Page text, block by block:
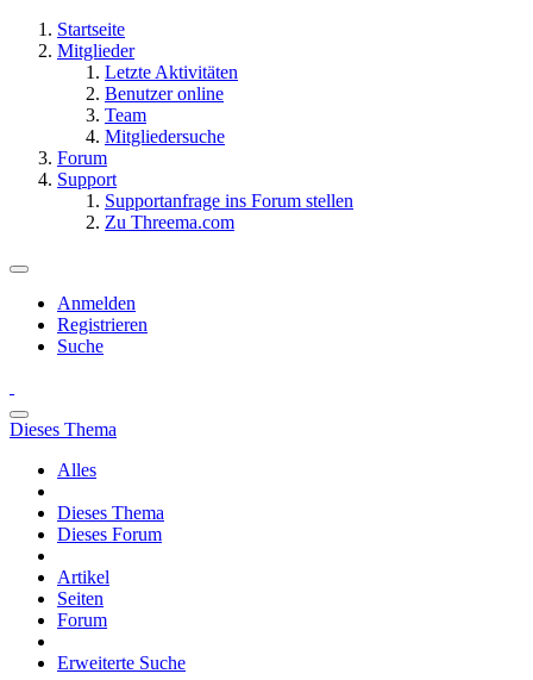
Startseite
Mitglieder
Letzte Aktivitäten
Benutzer online
Team
Mitgliedersuche
Forum
Support
Supportanfrage ins Forum stellen
Zu Threema.com
Anmelden
Registrieren
Suche
Dieses Thema
Alles
Dieses Thema
Dieses Forum
Artikel
Seiten
Forum
Erweiterte Suche